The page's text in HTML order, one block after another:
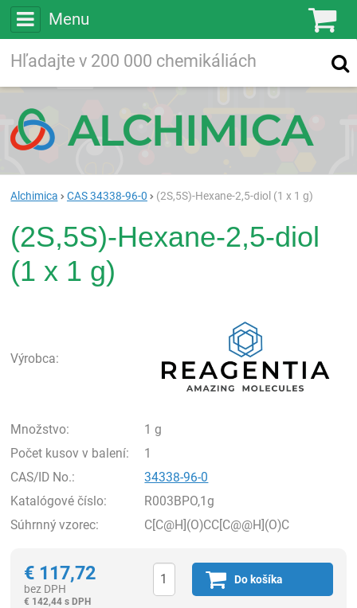
Menu
Vyhľadávanie
Alchimica CAS 34338-96-0 (2S,5S)-Hexane-2,5-diol (1 x 1 g)
(2S,5S)-Hexane-2,5-diol
(1 x 1 g)
Výrobca:
Množstvo:
1 g
Počet kusov v balení:
1
CAS/ID No.:
34338-96-0
Katalógové číslo:
R003BPO,1g
Súhrnný vzorec:
C[C@H](O)CC[C@@H](O)C
€ 117,72
bez DPH
€ 142,44 s DPH
Do košíka